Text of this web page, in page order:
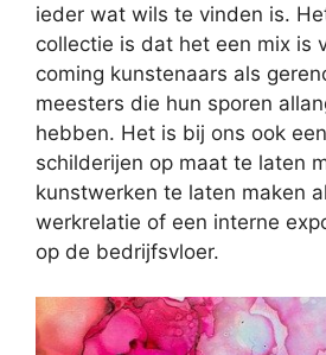
ieder wat wils te vinden is.
collectie is dat het een mix is
coming kunstenaars als
meesters die hun sporen
hebben. Het is bij ons ook
schilderijen op maat te laten
kunstwerken te laten maken
werkrelatie of een interne
op de bedrijfsvloer.